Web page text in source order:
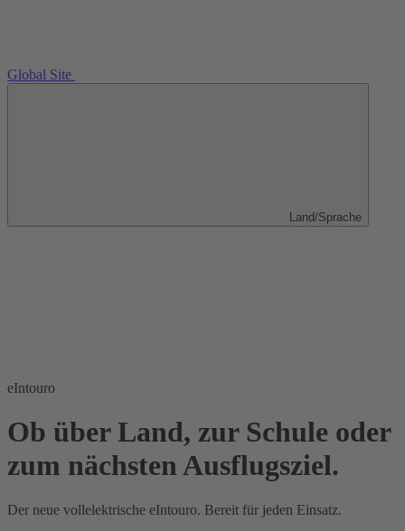
Global Site
Land/Sprache
eIntouro
Ob über Land, zur Schule oder
zum nächsten Ausflugsziel.
Der neue vollelektrische eIntouro. Bereit für jeden Einsatz.